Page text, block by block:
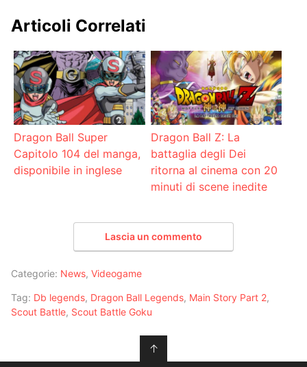
Articoli Correlati
Dragon Ball Super
Capitolo 104 del manga,
disponibile in inglese
Dragon Ball Z: La
battaglia degli Dei
ritorna al cinema con 20
minuti di scene inedite
Lascia un commento
Categorie: News, Videogame
Tag: Db legends, Dragon Ball Legends, Main Story Part 2,
Scout Battle, Scout Battle Goku
↑